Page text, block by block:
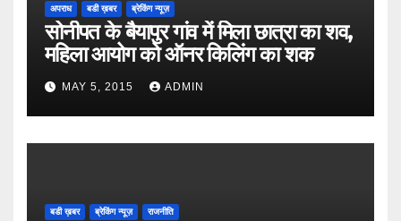
अपराध बडी ख़बर ब्रेकिंग न्यूज़
सोनीपत के बैयापुर गांव में मिला छात्रा का शव,
महिला आयोग को ऑनर किलिंग का शक
MAY 5, 2015 ADMIN
बडी ख़बर ब्रेकिंग न्यूज़ राजनीति